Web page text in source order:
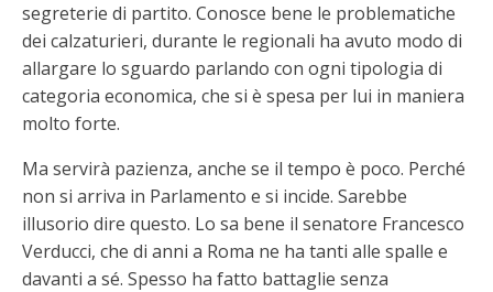
segreterie di partito. Conosce bene le problematiche
dei calzaturieri, durante le regionali ha avuto modo di
allargare lo sguardo parlando con ogni tipologia di
categoria economica, che si è spesa per lui in maniera
molto forte.
Ma servirà pazienza, anche se il tempo è poco. Perché
non si arriva in Parlamento e si incide. Sarebbe
illusorio dire questo. Lo sa bene il senatore Francesco
Verducci, che di anni a Roma ne ha tanti alle spalle e
davanti a sé. Spesso ha fatto battaglie senza